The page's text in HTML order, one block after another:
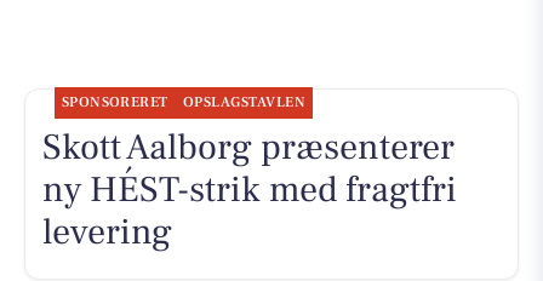
SPONSORERET OPSLAGSTAVLEN
Skott Aalborg præsenterer
ny HÉST-strik med fragtfri
levering